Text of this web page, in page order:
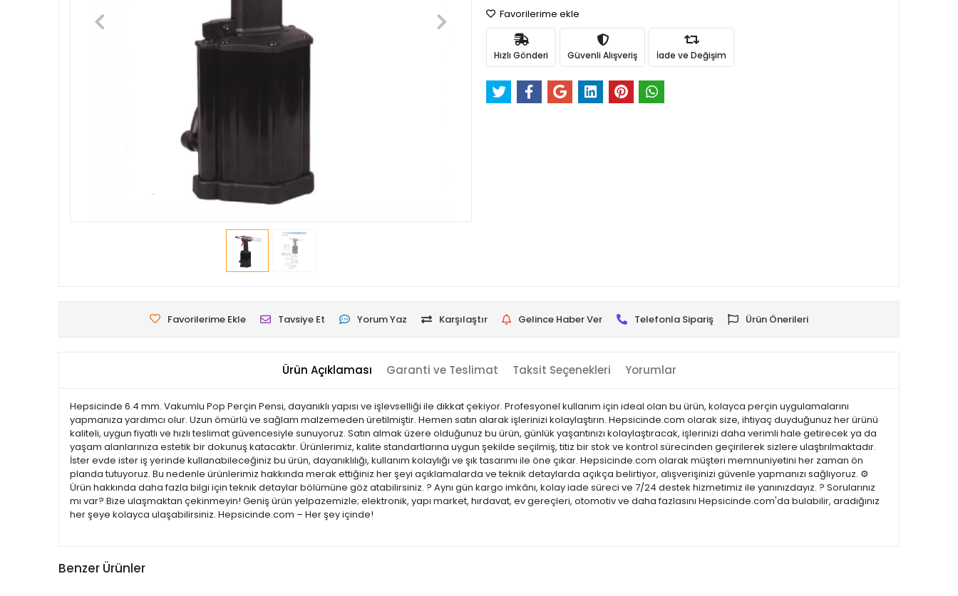
Favorilerime ekle
Hızlı Gönderi Güvenli Alışveriş İade ve Değişim
Favorilerime Ekle Tavsiye Et Yorum Yaz Karşılaştır Gelince Haber Ver Telefonla Sipariş Ürün Önerileri
Ürün Açıklaması Garanti ve Teslimat Taksit Seçenekleri Yorumlar
Hepsicinde 6.4 mm. Vakumlu Pop Perçin Pensi, dayanıklı yapısı ve işlevselliği ile dikkat çekiyor. Profesyonel kullanım için ideal olan bu ürün, kolayca perçin uygulamalarını
yapmanıza yardımcı olur. Uzun ömürlü ve sağlam malzemeden üretilmiştir. Hemen satın alarak işlerinizi kolaylaştırın. Hepsicinde.com olarak size, ihtiyaç duyduğunuz her ürünü
kaliteli, uygun fiyatlı ve hızlı teslimat güvencesiyle sunuyoruz. Satın almak üzere olduğunuz bu ürün, günlük yaşantınızı kolaylaştıracak, işlerinizi daha verimli hale getirecek ya da
yaşam alanlarınıza estetik bir dokunuş katacaktır. Ürünlerimiz, kalite standartlarına uygun şekilde seçilmiş, titiz bir stok ve kontrol sürecinden geçirilerek sizlere ulaştırılmaktadır.
İster evde ister iş yerinde kullanabileceğiniz bu ürün, dayanıklılığı, kullanım kolaylığı ve şık tasarımı ile öne çıkar. Hepsicinde.com olarak müşteri memnuniyetini her zaman ön
planda tutuyoruz. Bu nedenle ürünlerimiz hakkında merak ettiğiniz her şeyi açıklamalarda ve teknik detaylarda açıkça belirtiyor, alışverişinizi güvenle yapmanızı sağlıyoruz. ⚙️
Ürün hakkında daha fazla bilgi için teknik detaylar bölümüne göz atabilirsiniz. ? Aynı gün kargo imkânı, kolay iade süreci ve 7/24 destek hizmetimiz ile yanınızdayız. ? Sorularınız
mı var? Bize ulaşmaktan çekinmeyin! Geniş ürün yelpazemizle; elektronik, yapı market, hırdavat, ev gereçleri, otomotiv ve daha fazlasını Hepsicinde.com'da bulabilir, aradığınız
her şeye kolayca ulaşabilirsiniz. Hepsicinde.com – Her şey içinde!
Benzer Ürünler